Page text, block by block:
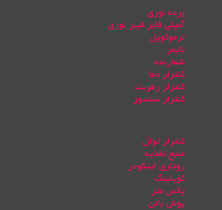
پرده نوری
آمپلی فایر فیبر نوری
ترموکوپل
تایمر
شمارنده
کنترلر دما
کنترلر رطوبت
کنترلر سنسور
کنترلر توان
منبع تغذیه
روتاری اینکودر
کوپلینگ
پالس متر
پوش باتن